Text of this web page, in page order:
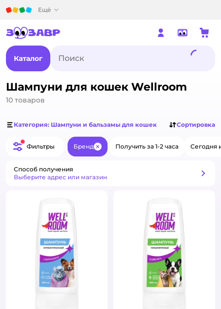
Ещё
Каталог
Шампуни для кошек Wellroom
10 товаров
Категория: Шампуни и бальзамы для кошек Сортировка
Фильтры Бренд ЗакрытьПолучить за 1-2 часа Сегодня
Способ получения
Выберите адрес или магазин